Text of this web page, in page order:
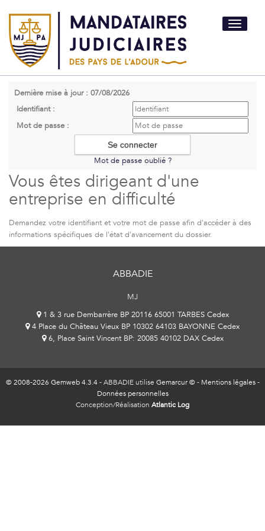
Toggle
Dernière mise à jour : 07/08/2026
Identifiant :
Mot de passe :
Mot de passe oublié ?
Vous êtes dirigeant d'une
entreprise en difficulté
Demandez votre identifiant et votre mot de passe afin d'accéder à des
informations spécifiques de l'état d'avancement du dossier.
ABBADIE
MJ
1 & 3 rue Dembarrère BP 20116 65001 TARBES Cedex
4 Place du Château Vieux BP 10302 64103 BAYONNE Cedex
6, Place Saint Vincent BP: 20085 40102 DAX Cedex
© 2008-2026 Gemweb 4.3.4- ABBADIE utilise Gemarcur ©- Mentions légales-
Données personnelles
Conception/Réalisation Atlantic Log